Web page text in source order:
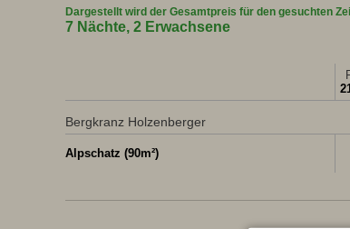
Dargestellt wird der Gesamtpreis für den gesuchten
7 Nächte, 2 Erwachsene
Bergkranz Holzenberger
Alpschatz (90m²)